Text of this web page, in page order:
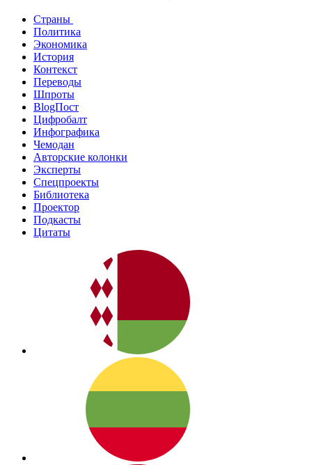
Страны
Политика
Экономика
История
Контекст
Переводы
Шпроты
BlogПост
Цифробалт
Инфографика
Чемодан
Авторские колонки
Эксперты
Спецпроекты
Библиотека
Проектор
Подкасты
Цитаты